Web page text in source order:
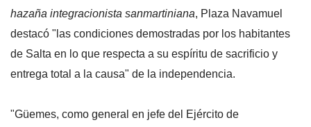
hazaña integracionista sanmartiniana, Plaza Navamuel
destacó "las condiciones demostradas por los habitantes
de Salta en lo que respecta a su espíritu de sacrificio y
entrega total a la causa" de la independencia.
"Güemes, como general en jefe del Ejército de